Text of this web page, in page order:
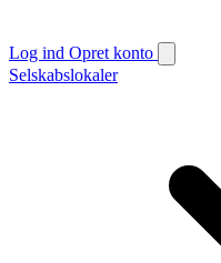
Log ind Opret konto
Selskabslokaler